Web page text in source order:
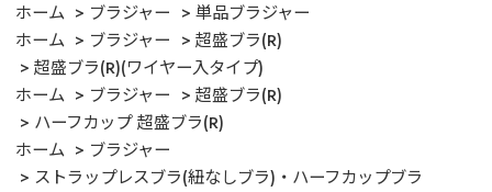
ホーム
ブラジャー
単品ブラジャー
ホーム
ブラジャー
超盛ブラ(R)
超盛ブラ(R)(ワイヤー入タイプ)
ホーム
ブラジャー
超盛ブラ(R)
ハーフカップ 超盛ブラ(R)
ホーム
ブラジャー
ストラップレスブラ(紐なしブラ)・ハーフカップブラ